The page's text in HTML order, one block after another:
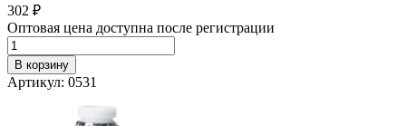
302 ₽
Оптовая цена доступна после регистрации
В корзину
Артикул: 0531